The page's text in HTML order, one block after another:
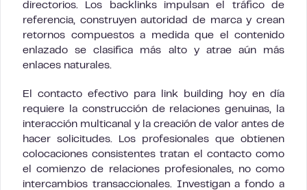
directorios. Los backlinks impulsan el tráfico de
referencia, construyen autoridad de marca y crean
retornos compuestos a medida que el contenido
enlazado se clasifica más alto y atrae aún más
enlaces naturales.
El contacto efectivo para link building hoy en día
requiere la construcción de relaciones genuinas, la
interacción multicanal y la creación de valor antes de
hacer solicitudes. Los profesionales que obtienen
colocaciones consistentes tratan el contacto como
el comienzo de relaciones profesionales, no como
intercambios transaccionales. Investigan a fondo a